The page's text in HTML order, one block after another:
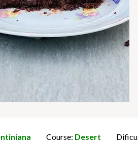
Course: Desert